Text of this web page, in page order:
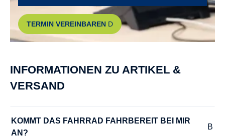
TERMIN VEREINBAREN
INFORMATIONEN ZU ARTIKEL &
VERSAND
KOMMT DAS FAHRRAD FAHRBEREIT BEI MIR
AN?